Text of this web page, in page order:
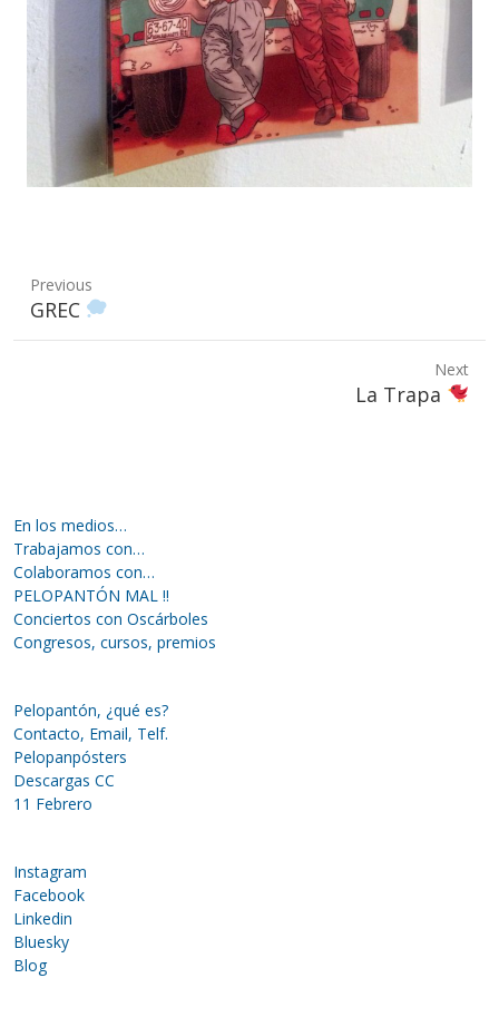
Previous
Previous
post:
GREC
Next
La Trapa
En los medios…
Trabajamos con…
Colaboramos con…
PELOPANTÓN MAL !!
Conciertos con Oscárboles
Congresos, cursos, premios
Pelopantón, ¿qué es?
Contacto, Email, Telf.
Pelopanpósters
Descargas CC
11 Febrero
Instagram
Facebook
Linkedin
Bluesky
Blog